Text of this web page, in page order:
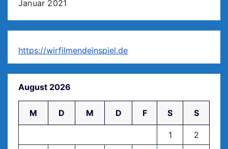
Januar 2021
https://wirfilmendeinspiel.de
August 2026
M D M D F S S
1
2